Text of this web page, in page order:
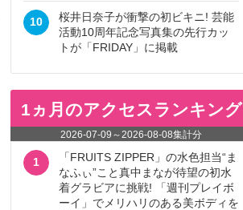
10
桜井日奈子が衝撃の初ビキニ! 芸能
活動10周年記念写真集の先行カッ
トが「FRIDAY」に掲載
1ヵ月のアクセスランキング
2026-07-09 ～2026-08-08集計分
1
「FRUITS ZIPPER」の水色担当“ま
なふぃ”こと真中まなが待望の初水
着グラビアに挑戦! 「週刊プレイボ
ーイ」でメリハリのある美ボディを